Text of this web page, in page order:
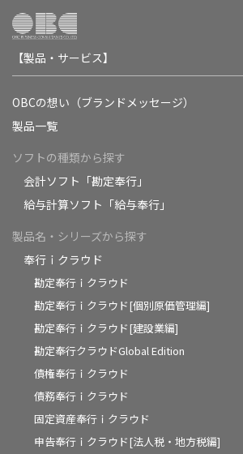
【製品・サービス】
OBCの想い（ブランドメッセージ）
製品一覧
ソフトの種類から探す
会計ソフト「勘定奉行」
給与計算ソフト「給与奉行」
製品名・シリーズから探す
奉行ｉクラウド
勘定奉行ｉクラウド
勘定奉行ｉクラウド[個別原価管理編]
勘定奉行ｉクラウド[建設業編]
勘定奉行クラウドGlobal Edition
債権奉行ｉクラウド
債務奉行ｉクラウド
固定資産奉行ｉクラウド
申告奉行ｉクラウド[法人税・地方税編]